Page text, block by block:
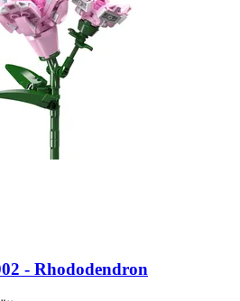
-​ Rhododendron